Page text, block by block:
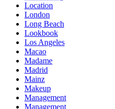
Location
London
Long Beach
Lookbook
Los Angeles
Macao
Madame
Madrid
Mainz
Makeup
Management
Management